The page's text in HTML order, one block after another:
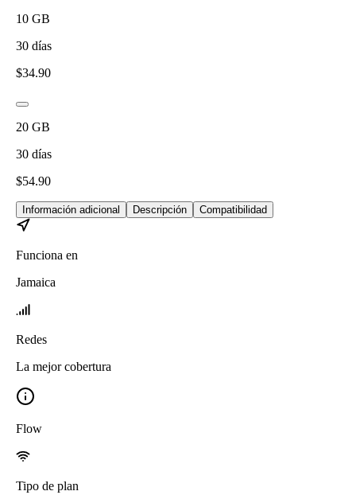
10 GB
30 días
$34.90
20 GB
30 días
$54.90
Información adicional Descripción Compatibilidad
Funciona en
Jamaica
Redes
La mejor cobertura
Flow
Tipo de plan